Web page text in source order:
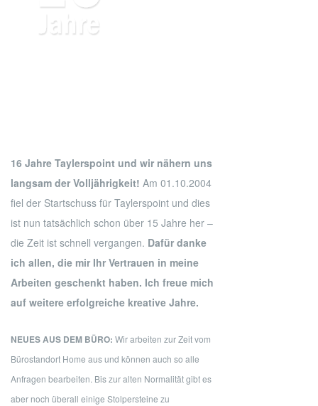
16 Jahre Taylerspoint und wir nähern uns
langsam der Volljährigkeit! Am 01.10.2004
fiel der Startschuss für Taylerspoint und dies
ist nun tatsächlich schon über 15 Jahre her –
die Zeit ist schnell vergangen. Dafür danke
ich allen, die mir Ihr Vertrauen in meine
Arbeiten geschenkt haben. Ich freue mich
auf weitere erfolgreiche kreative Jahre.
NEUES AUS DEM BÜRO: Wir arbeiten zur Zeit vom
Bürostandort Home aus und können auch so alle
Anfragen bearbeiten. Bis zur alten Normalität gibt es
aber noch überall einige Stolpersteine zu